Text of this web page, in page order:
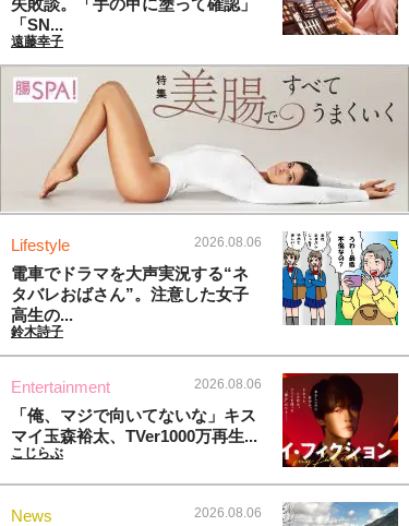
失敗談。「手の甲に塗って確認」
「SN...
遠藤幸子
Lifestyle 2026.08.06
電車でドラマを大声実況する“ネ
タバレおばさん”。注意した女子
高生の...
鈴木詩子
Entertainment 2026.08.06
「俺、マジで向いてないな」キス
マイ玉森裕太、TVer1000万再生...
こじらぶ
News 2026.08.06